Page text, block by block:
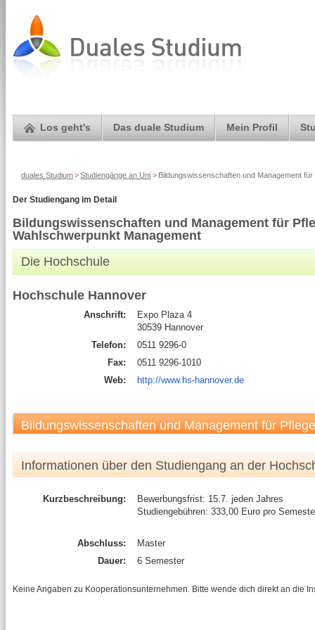
Los geht's Das duale Studium Mein Profil
duales Studium> Studiengänge an Uni > Bildungswissenschaften und Management
Der Studiengang im Detail
Bildungswissenschaften und Management für
Wahlschwerpunkt Management
Die Hochschule
Hochschule Hannover
Anschrift:
Expo Plaza 4
30539 Hannover
Telefon:
0511 9296-0
Fax:
0511 9296-1010
Web:
http://www.hs-hannover.de
Bildungswissenschaften und Management für
Informationen über den Studiengang an der
Kurzbeschreibung:
Bewerbungsfrist: 15.7. jeden Jahres
Studiengebühren: 333,00 Euro pro
Abschluss:
Master
Dauer:
6 Semester
Keine Angaben zu Kooperationsunternehmen. Bitte wende dich direkt an die